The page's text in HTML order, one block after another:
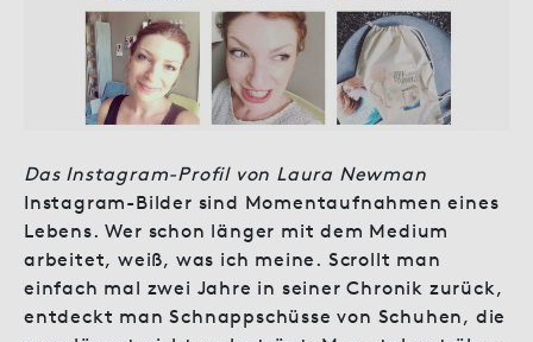
Das Instagram-Profil von Laura Newman
Instagram-Bilder sind Momentaufnahmen eines
Lebens. Wer schon länger mit dem Medium
arbeitet, weiß, was ich meine. Scrollt man
einfach mal zwei Jahre in seiner Chronik zurück,
entdeckt man Schnappschüsse von Schuhen, die